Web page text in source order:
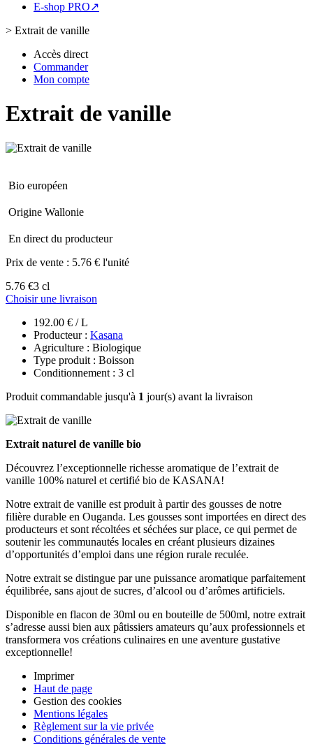
E-shop PRO↗
> Extrait de vanille
Accès direct
Commander
Mon compte
Extrait de vanille
Bio européen
Origine Wallonie
En direct du producteur
Prix de vente : 5.76 € l'unité
5.76 €3 cl
Choisir une livraison
192.00 € / L
Producteur : Kasana
Agriculture : Biologique
Type produit : Boisson
Conditionnement : 3 cl
Produit commandable jusqu'à 1 jour(s) avant la livraison
Extrait naturel de vanille bio
Découvrez l’exceptionnelle richesse aromatique de l’extrait de
vanille 100% naturel et certifié bio de KASANA!
Notre extrait de vanille est produit à partir des gousses de notre
filière durable en Ouganda. Les gousses sont importées en direct des
producteurs et sont récoltées et séchées sur place, ce qui permet de
soutenir les communautés locales en créant plusieurs dizaines
d’opportunités d’emploi dans une région rurale reculée.
Notre extrait se distingue par une puissance aromatique parfaitement
équilibrée, sans ajout de sucres, d’alcool ou d’arômes artificiels.
Disponible en flacon de 30ml ou en bouteille de 500ml, notre extrait
s’adresse aussi bien aux pâtissiers amateurs qu’aux professionnels et
transformera vos créations culinaires en une aventure gustative
exceptionnelle!
Imprimer
Haut de page
Gestion des cookies
Mentions légales
Règlement sur la vie privée
Conditions générales de vente